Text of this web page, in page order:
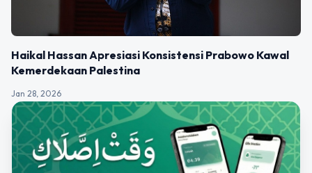
Haikal Hassan Apresiasi Konsistensi Prabowo Kawal
Kemerdekaan Palestina
Jan 28, 2026